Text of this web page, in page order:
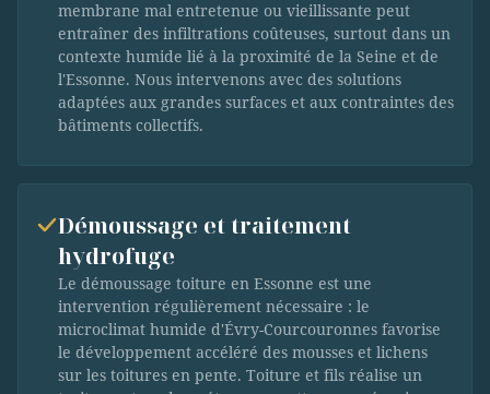
membrane mal entretenue ou vieillissante peut
entraîner des infiltrations coûteuses, surtout dans un
contexte humide lié à la proximité de la Seine et de
l'Essonne. Nous intervenons avec des solutions
adaptées aux grandes surfaces et aux contraintes des
bâtiments collectifs.
Démoussage et traitement
hydrofuge
Le démoussage toiture en Essonne est une
intervention régulièrement nécessaire : le
microclimat humide d'Évry-Courcouronnes favorise
le développement accéléré des mousses et lichens
sur les toitures en pente. Toiture et fils réalise un